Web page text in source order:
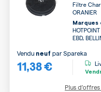
Filtre
ORANIER
Marques
EBD,
11,38 €
Vendu neuf parSpareka
Plus